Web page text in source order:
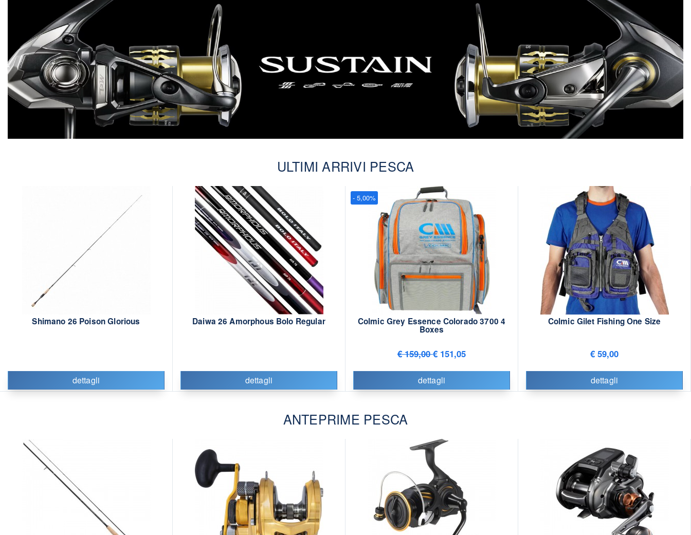
ULTIMI ARRIVI PESCA
Shimano 26 Poison Glorious
dettagli
Daiwa 26 Amorphous Bolo Regular
dettagli
Colmic Grey Essence Colorado 3700 4
Boxes
€ 159,00€ 151,05
dettagli
- 5,00%
Colmic Gilet Fishing One Size
€ 59,00
dettagli
ANTEPRIME PESCA